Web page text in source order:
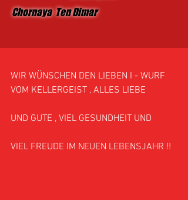
Chornaya Ten Dimar
WIR WÜNSCHEN DEN LIEBEN I - WURF
VOM KELLERGEIST , ALLES LIEBE
UND GUTE , VIEL GESUNDHEIT UND
VIEL FREUDE IM NEUEN LEBENSJAHR !!